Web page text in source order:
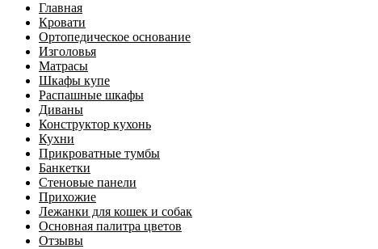
Главная
Кровати
Ортопедическое основание
Изголовья
Матрасы
Шкафы купе
Распашные шкафы
Диваны
Конструктор кухонь
Кухни
Прикроватные тумбы
Банкетки
Стеновые панели
Прихожие
Лежанки для кошек и собак
Основная палитра цветов
Отзывы